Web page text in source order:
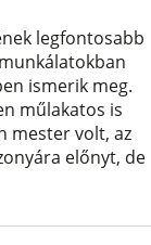
legfontosabb
ismerik meg.
műlakatos is
mester volt, az
előnyt, de